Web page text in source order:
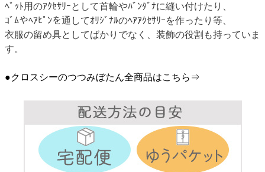
ﾍﾟｯﾄ用のｱｸｾｻﾘｰとして首輪やﾊﾞﾝﾀﾞﾅに縫い付けたり、
ｺﾞﾑやﾍｱﾋﾟﾝを通してｵﾘｼﾞﾅﾙのﾍｱｱｸｾｻﾘｰを作ったり等、
衣服の留め具としてばかりでなく、装飾の役割も持っていま
す。
●クロスシーのつつみぼたん全商品はこちら⇒